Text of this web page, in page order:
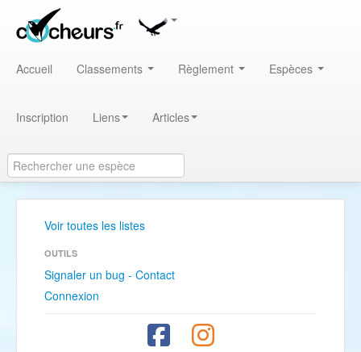
Accueil Classements Règlement Espèces
Inscription Liens Articles
Voir toutes les listes
OUTILS
Signaler un bug - Contact
Connexion